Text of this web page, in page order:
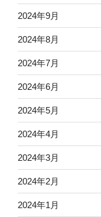
2024年9月
2024年8月
2024年7月
2024年6月
2024年5月
2024年4月
2024年3月
2024年2月
2024年1月